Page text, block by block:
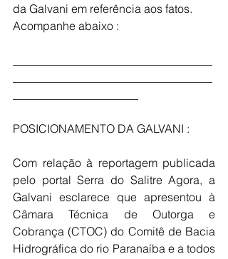
da Galvani em referência aos fatos.
Acompanhe abaixo :
POSICIONAMENTO DA GALVANI :
Com relação à reportagem publicada
pelo portal Serra do Salitre Agora, a
Galvani esclarece que apresentou à
Câmara Técnica de Outorga e
Cobrança (CTOC) do Comitê de Bacia
Hidrográfica do rio Paranaíba e a todos